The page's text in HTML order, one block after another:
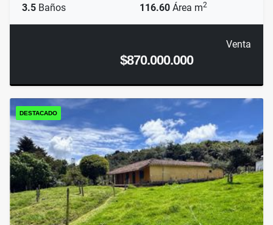
3.5 Baños 116.60 Área m2
Venta
$870.000.000
DESTACADO